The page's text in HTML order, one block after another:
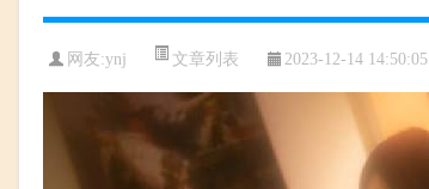
网友:ynj 文章列表 2023-12-14 14:50:05